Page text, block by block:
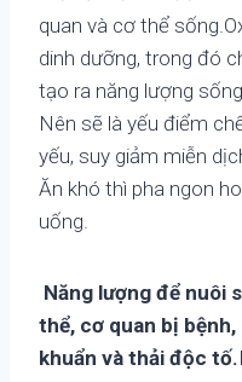
quan và cơ thể
dinh dưỡng, trong đó
tạo ra năng lượng
Nên sẽ là yếu điểm
yếu, suy giảm miễn
Ăn khó thì pha ngon
uống.
Năng lượng để nuôi
thể, cơ quan bị
khuẩn và thải độc tố.